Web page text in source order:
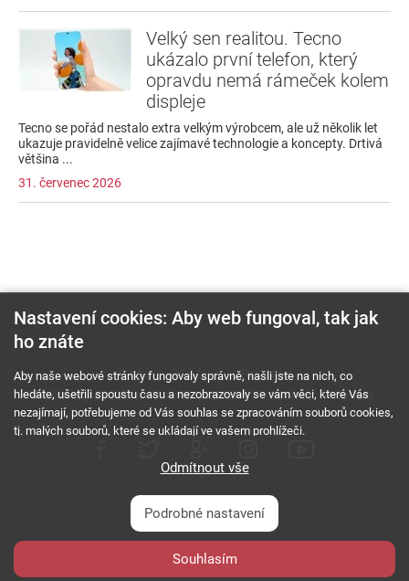
Velký sen realitou. Tecno
ukázalo první telefon, který
opravdu nemá rámeček kolem
displeje
Tecno se pořád nestalo extra velkým výrobcem, ale už několik let
ukazuje pravidelně velice zajímavé technologie a koncepty. Drtivá
většina ...
31. červenec 2026
O nás RSS feed
Reklama
Podmínky použití a ochrana soukromí
Cookies Kariéra
Copyright © 2000 - 2026 NetComp, spol. s r.o.
Všechna práva vyhrazena.
PESL.NAME
Nastavení cookies: Aby web fungoval, tak jak
ho znáte
Aby naše webové stránky fungovaly správně, našli jste na nich, co
hledáte, ušetřili spoustu času a nezobrazovaly se vám věci, které Vás
nezajímají, potřebujeme od Vás souhlas se zpracováním souborů cookies,
tj. malých souborů, které se ukládají ve vašem prohlížeči.
Odmítnout vše
Podrobné nastavení
Souhlasím